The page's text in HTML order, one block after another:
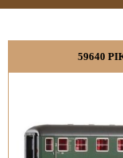
59640